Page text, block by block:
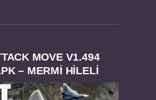
MOVE V1.494
– MERMİ HİLELİ